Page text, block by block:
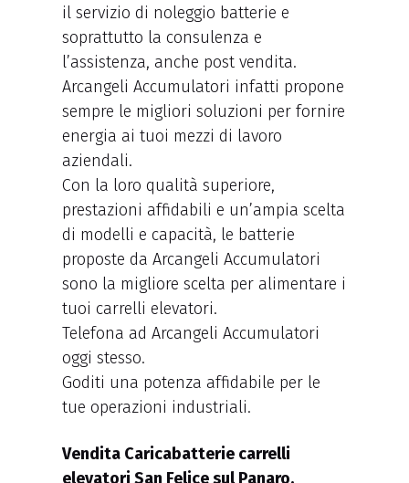
il servizio di noleggio batterie e
soprattutto la consulenza e
l’assistenza, anche post vendita.
Arcangeli Accumulatori infatti propone
sempre le migliori soluzioni per fornire
energia ai tuoi mezzi di lavoro
aziendali.
Con la loro qualità superiore,
prestazioni affidabili e un’ampia scelta
di modelli e capacità, le batterie
proposte da Arcangeli Accumulatori
sono la migliore scelta per alimentare i
tuoi carrelli elevatori.
Telefona ad Arcangeli Accumulatori
oggi stesso.
Goditi una potenza affidabile per le
tue operazioni industriali.
Vendita Caricabatterie carrelli
elevatori San Felice sul Panaro.